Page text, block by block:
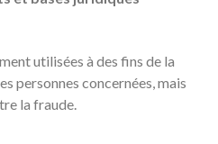
utilisées à des fins de la
personnes concernées, mais
la fraude.